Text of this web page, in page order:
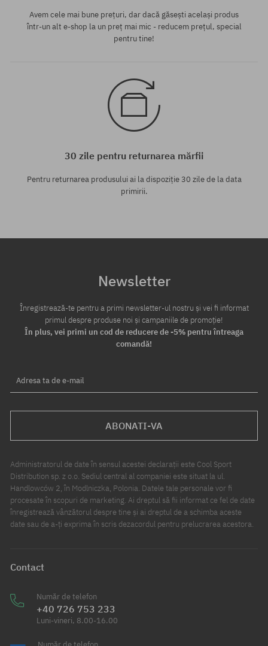
Avem cele mai bune prețuri, dar dacă găsești același produs
într-un alt e-shop la un preț mai mic - reducem prețul, special
pentru tine!
30 zile pentru returnarea mărfii
Pentru returnarea produsului ai la dispoziție 30 zile de la data
primirii.
Newsletter
Înregistrează-te pentru a primi newsletter-ul nostru și vei fi informat
primul despre produse noi și campaniile de promoție!
În plus, vei primi un cod de reducere de -5% pentru întreaga
comandă!
Adresa ta de e-mail
ABONATI-VA
Administratorul de date în sensul acestei declarații este Cool Sport
Distribution sp. z o.o. Sediul central al companiei este situat la ul.
Handlowców 2, în Modlniczka, Polonia. Datele tale personale vor fi
procesate în scopuri de marketing. Ai dreptul să fii informat ce fel de date
înregistrează vânzătorul despre tine și ai dreptul de a schimba aceste
date sau de a-ți exprima în scris dezacordul pentru prelucrarea acestora.
Contact
Număr de telefon
+40 726 753 233
Luni-vineri, 8.00-16.00